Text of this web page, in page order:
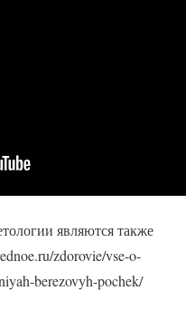
являются также
zdorovie/vse-o-
berezovyh-pochek/